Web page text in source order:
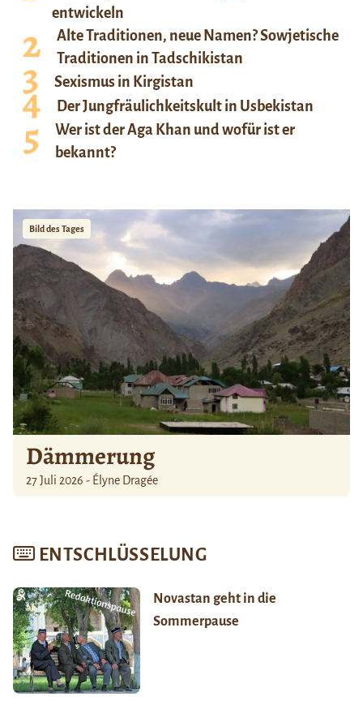
entwickeln
Alte Traditionen, neue Namen? Sowjetische
Traditionen in Tadschikistan
Sexismus in Kirgistan
Der Jungfräulichkeitskult in Usbekistan
Wer ist der Aga Khan und wofür ist er
bekannt?
Bild des Tages
Dämmerung
27 Juli 2026 - Élyne Dragée
ENTSCHLÜSSELUNG
Novastan geht in die
Sommerpause